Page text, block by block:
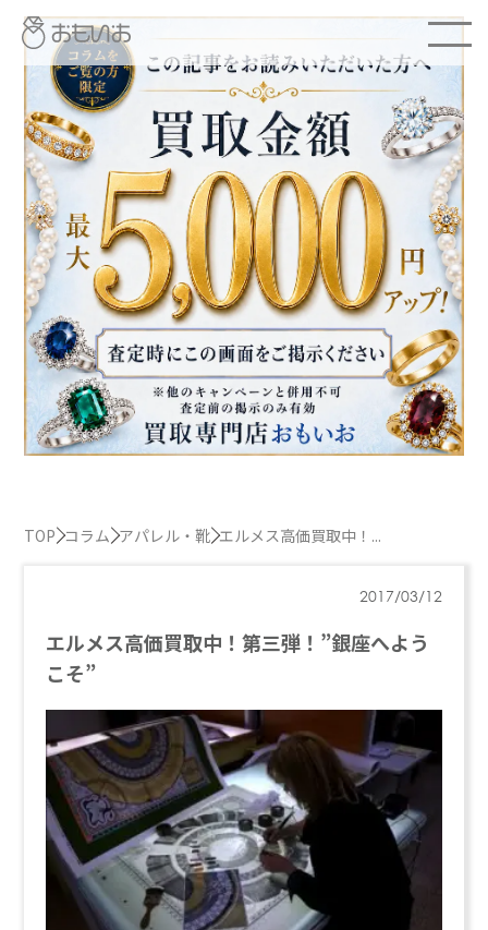
TOP コラム アパレル・靴 エルメス高価買取中！...
2017/03/12
エルメス高価買取中！第三弾！”銀座へよう
こそ”